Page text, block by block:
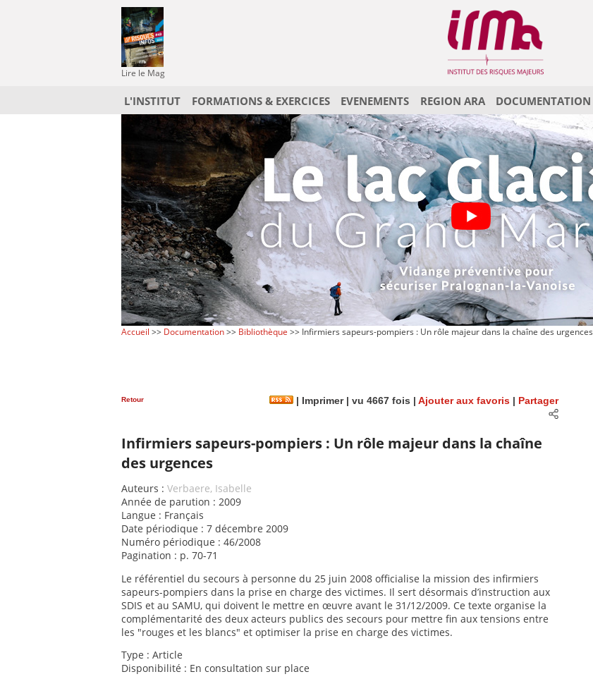
Lire le Mag
L'INSTITUT FORMATIONS & EXERCICES EVENEMENTS REGION ARA DOCUMENTATION
Accueil >> Documentation>> Bibliothèque >> Infirmiers sapeurs-pompiers : Un rôle majeur dans la chaîne des urgences
Retour Imprimer| vu 4667 fois | Ajouter aux favoris Partager
Infirmiers sapeurs-pompiers : Un rôle majeur dans la chaîne
des urgences
Auteurs : Verbaere, Isabelle
Année de parution : 2009
Langue : Français
Date périodique : 7 décembre 2009
Numéro périodique : 46/2008
Pagination : p. 70-71
Le référentiel du secours à personne du 25 juin 2008 officialise la mission des infirmiers
sapeurs-pompiers dans la prise en charge des victimes. Il sert désormais d’instruction aux
SDIS et au SAMU, qui doivent le mettre en œuvre avant le 31/12/2009. Ce texte organise la
complémentarité des deux acteurs publics des secours pour mettre fin aux tensions entre
les "rouges et les blancs" et optimiser la prise en charge des victimes.
Type : Article
Disponibilité : En consultation sur place